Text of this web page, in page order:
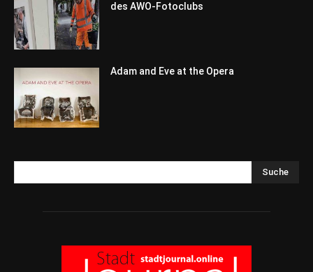
des AWO-Fotoclubs
Adam and Eve at the Opera
Suche